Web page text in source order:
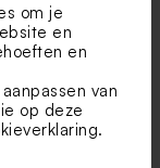
om je
en
en
van
op deze
.